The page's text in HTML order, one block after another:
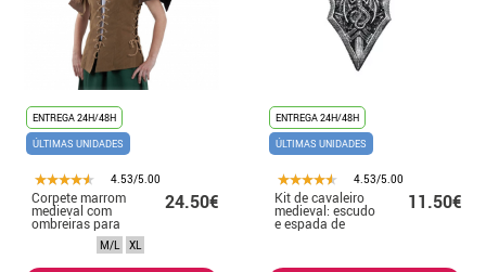
ENTREGA 24H/48H
ÚLTIMAS UNIDADES
4.53/5.00
Corpete marrom
medieval com
ombreiras para
24.50€
M/L XL
ENTREGA 24H/48H
ÚLTIMAS UNIDADES
4.53/5.00
Kit de cavaleiro
medieval: escudo
e espada de
dragão de
11.50€